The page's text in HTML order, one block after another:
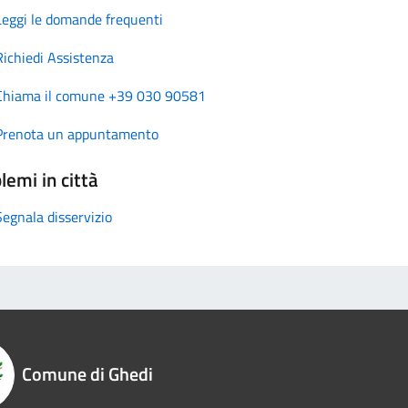
le domande frequenti
Assistenza
il comune +39 030 90581
un appuntamento
in città
disservizio
Comune di Ghedi